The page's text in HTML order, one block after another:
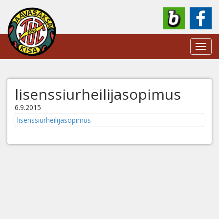
lisenssiurheilijasopimus
6.9.2015
lisenssiurheilijasopimus